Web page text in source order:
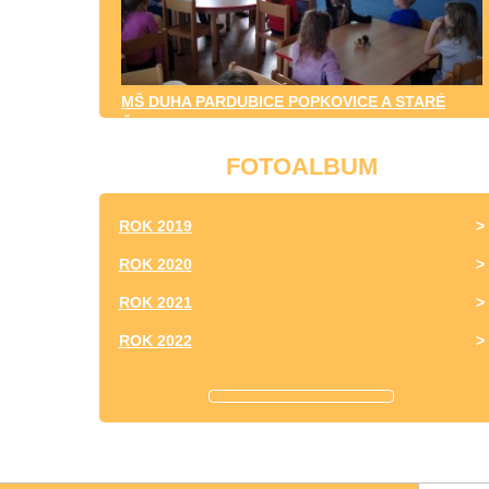
MŠ DUHA PARDUBICE POPKOVICE A STARÉ
ČIVICE
FOTOALBUM
ROK 2019
ROK 2020
ROK 2021
ROK 2022